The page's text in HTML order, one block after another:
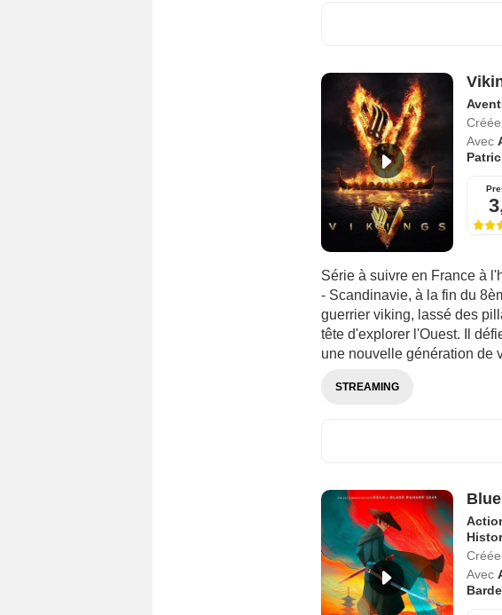
Avec
Série à suivre en France à
- Scandinavie, à la fin du
guerrier viking, lassé des
tête d'explorer l'Ouest. Il
une nouvelle génération de
STREAMING
Avec